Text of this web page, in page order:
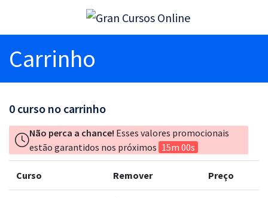
Carrinho
0 curso no carrinho
Não perca a chance! Esses valores promocionais
estão garantidos nos próximos 15m 00s
Curso Remover Preço